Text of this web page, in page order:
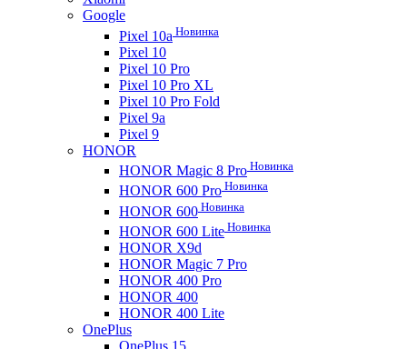
Google
Pixel 10a Новинка
Pixel 10
Pixel 10 Pro
Pixel 10 Pro XL
Pixel 10 Pro Fold
Pixel 9a
Pixel 9
HONOR
HONOR Magic 8 Pro Новинка
HONOR 600 Pro Новинка
HONOR 600 Новинка
HONOR 600 Lite Новинка
HONOR X9d
HONOR Magic 7 Pro
HONOR 400 Pro
HONOR 400
HONOR 400 Lite
OnePlus
OnePlus 15